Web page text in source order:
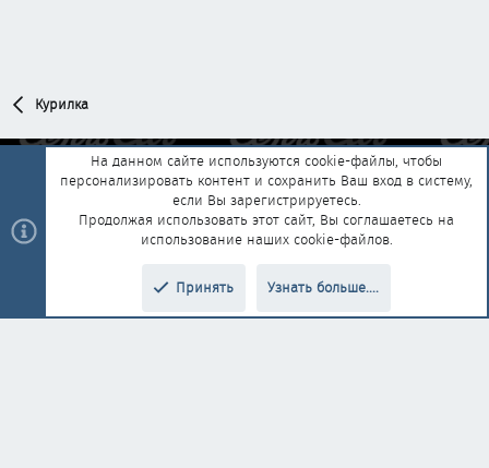
Курилка
Обратная связь
Условия и правила
Политика конфиденциальности
Помощь Главная
R
add-ons by ThemeHouse Перевод от Jumuro®
На данном сайте используются cookie-файлы, чтобы
персонализировать контент и сохранить Ваш вход в систему,
если Вы зарегистрируетесь.
Продолжая использовать этот сайт, Вы соглашаетесь на
использование наших cookie-файлов.
Принять Узнать больше....